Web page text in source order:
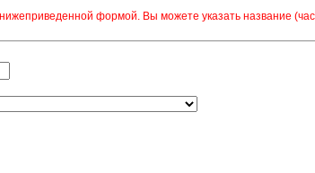
формой. Вы можете указать название